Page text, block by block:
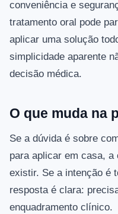
conveniência e
tratamento oral pode
aplicar uma solução
simplicidade aparente
decisão médica.
O que muda na
Se a dúvida é sobre
para aplicar em casa, a
existir. Se a intenção é
resposta é clara:
enquadramento clínico.